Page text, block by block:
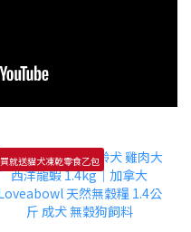
買就送貓犬凍乾零食乙包